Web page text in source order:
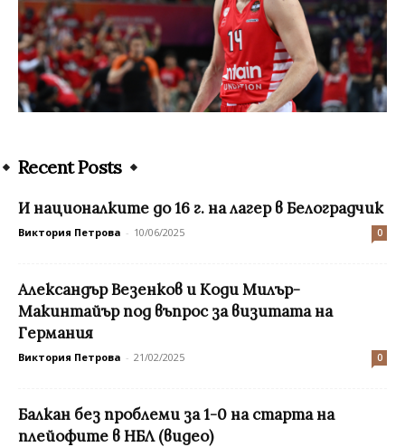
Recent Posts
И националките до 16 г. на лагер в Белоградчик
Виктория Петрова - 10/06/2025 0
Александър Везенков и Коди Милър-
Макинтайър под въпрос за визитата на
Германия
Виктория Петрова - 21/02/2025 0
Балкан без проблеми за 1-0 на старта на
плейофите в НБЛ (видео)